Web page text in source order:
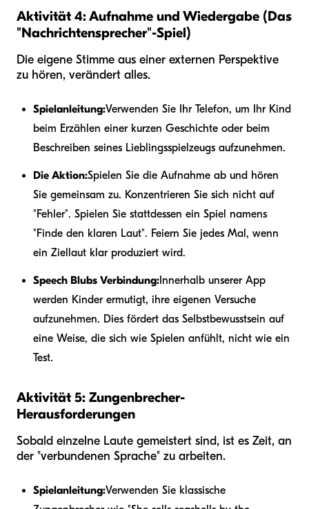
Aktivität 4: Aufnahme und Wiedergabe (Das
"Nachrichtensprecher"-Spiel)
Die eigene Stimme aus einer externen Perspektive
zu hören, verändert alles.
Spielanleitung:Verwenden Sie Ihr Telefon, um Ihr Kind
beim Erzählen einer kurzen Geschichte oder beim
Beschreiben seines Lieblingsspielzeugs aufzunehmen.
Die Aktion:Spielen Sie die Aufnahme ab und hören
Sie gemeinsam zu. Konzentrieren Sie sich nicht auf
"Fehler". Spielen Sie stattdessen ein Spiel namens
"Finde den klaren Laut". Feiern Sie jedes Mal, wenn
ein Ziellaut klar produziert wird.
Speech Blubs Verbindung: Innerhalb unserer App
werden Kinder ermutigt, ihre eigenen Versuche
aufzunehmen. Dies fördert das Selbstbewusstsein auf
eine Weise, die sich wie Spielen anfühlt, nicht wie ein
Test.
Aktivität 5: Zungenbrecher-
Herausforderungen
Sobald einzelne Laute gemeistert sind, ist es Zeit, an
der "verbundenen Sprache" zu arbeiten.
Spielanleitung:Verwenden Sie klassische